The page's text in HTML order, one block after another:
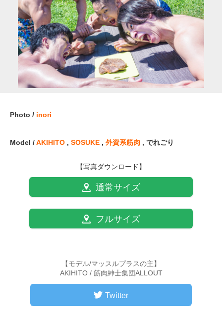
Photo / inori
Model /AKIHITO , SOSUKE , 外資系筋肉 , でれごり
【写真ダウンロード】
通常サイズ
フルサイズ
【モデル/マッスルプラスの主】
AKIHITO / 筋肉紳士集団ALLOUT
Twitter